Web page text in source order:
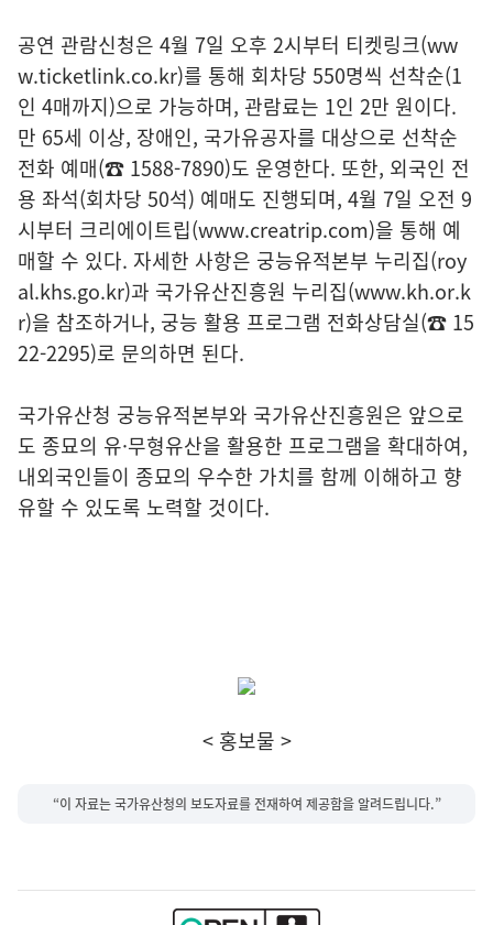
공연 관람신청은 4월 7일 오후 2시부터 티켓링크(ww
w.ticketlink.co.kr)를 통해 회차당 550명씩 선착순(1
인 4매까지)으로 가능하며, 관람료는 1인 2만 원이다.
만 65세 이상, 장애인, 국가유공자를 대상으로 선착순
전화 예매(☎ 1588-7890)도 운영한다. 또한, 외국인 전
용 좌석(회차당 50석) 예매도 진행되며, 4월 7일 오전 9
시부터 크리에이트립(www.creatrip.com)을 통해 예
매할 수 있다. 자세한 사항은 궁능유적본부 누리집(roy
al.khs.go.kr)과 국가유산진흥원 누리집(www.kh.or.k
r)을 참조하거나, 궁능 활용 프로그램 전화상담실(☎ 15
22-2295)로 문의하면 된다.
국가유산청 궁능유적본부와 국가유산진흥원은 앞으로
도 종묘의 유·무형유산을 활용한 프로그램을 확대하여,
내외국인들이 종묘의 우수한 가치를 함께 이해하고 향
유할 수 있도록 노력할 것이다.
< 홍보물 >
“이 자료는 국가유산청의 보도자료를 전재하여 제공함을 알려드립니다.”